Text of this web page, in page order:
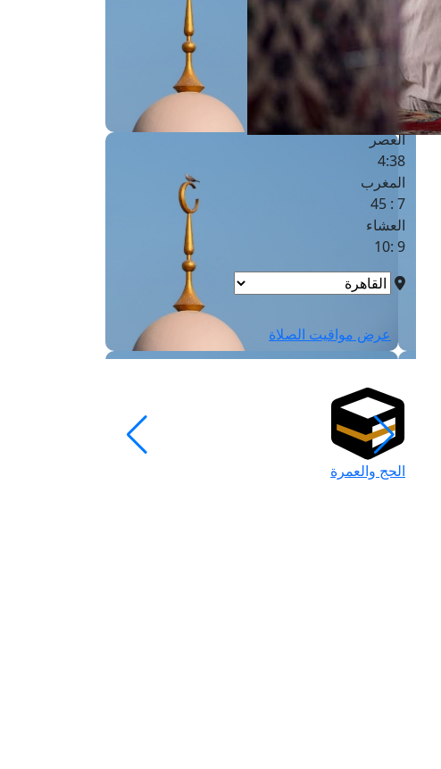
الفجر
4 :40
الشروق
6 :17
الظهر
1 : 1
العصر
4:38
المغرب
7 : 45
العشاء
9 :10
عرض مواقيت الصلاة
الحج والعمرة